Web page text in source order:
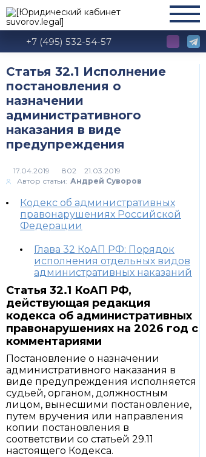
+7 (495) 532-54-57
Статья 32.1 Исполнение
постановления о
назначении
административного
наказания в виде
предупреждения
802
Автор статьи: Андрей Суворов
Кодекс об административных
правонарушениях Российской
Федерации
Глава 32 КоАП РФ: Порядок
исполнения отдельных видов
административных наказаний
Статья 32.1 КоАП РФ,
действующая редакция
кодекса об административных
правонарушениях на 2026 год с
комментариями
Постановление о назначении
административного наказания в
виде предупреждения исполняется
судьей, органом, должностным
лицом, вынесшими постановление,
путем вручения или направления
копии постановления в
соответствии со статьей 29.11
настоящего Кодекса.